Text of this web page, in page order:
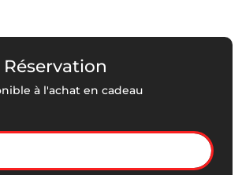
à l'achat en cadeau